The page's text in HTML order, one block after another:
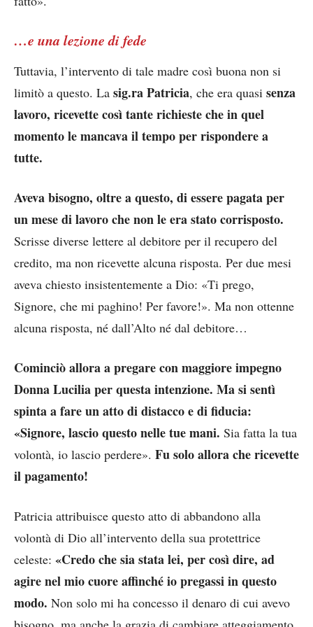
…e una lezione di fede
Tuttavia, l’intervento di tale madre così buona non si
limitò a questo. La sig.ra Patricia, che era quasi senza
lavoro, ricevette così tante richieste che in quel
momento le mancava il tempo per rispondere a
tutte.
Aveva bisogno, oltre a questo, di essere pagata per
un mese di lavoroche non le era stato corrisposto.
Scrisse diverse lettere al debitore per il recupero del
credito, ma non ricevette alcuna risposta. Per due mesi
aveva chiesto insistentemente a Dio: «Ti prego,
Signore, che mi paghino! Per favore!». Ma non ottenne
alcuna risposta, né dall’Alto né dal debitore…
Cominciò allora a pregare con maggiore impegno
Donna Lucilia per questa intenzione. Ma si sentì
spinta a fare un atto di distacco e di fiducia:
«Signore, lascio questo nelle tue mani. Sia fatta la tua
volontà, io lascio perdere». Fu solo allora che ricevette
il pagamento!
Patricia attribuisce questo atto di abbandono alla
volontà di Dio all’intervento della sua protettrice
celeste: «Credo che sia stata lei, per così dire, ad
agire nel mio cuore affinché io pregassi in questo
modo. Non solo mi ha concesso il denaro di cui avevo